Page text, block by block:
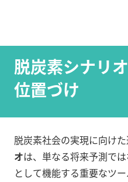
脱炭素シナリ
位置づけ
脱炭素社会の実現に向け
オは、単なる将来予測では
として機能する重要なツー